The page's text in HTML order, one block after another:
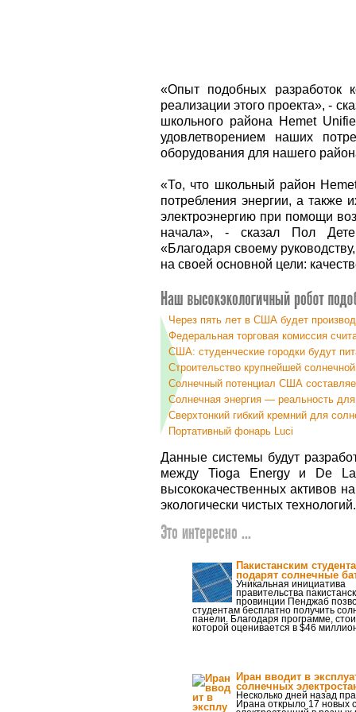
«Опыт подобных
реализации этого проекта», -
школьного района Hemet
удовлетворением наших
оборудования для нашего
«То, что школьный район
потребления энергии, а
электроэнергию при помощи
начала», - сказал Пол
«Благодаря своему
на своей основной цели:
Через пять лет в США будет
Федеральная торговая комиссия
США: студенческие городки будут
Строительство крупнейшей
Солнечный потенциал США
Солнечная энергия — реальность
Сверхтонкий гибкий кремний для
Портативный фонарь Luci
Данные системы будут
между Tioga Energy и De
высококачественных активов
экологически чистых технологий.
Это интересно ...
Пакистанским
подарят солнечные
Уникальная инициатива
правительства
провинции Пенджаб
студентам бесплатно получить
панели. Благодаря программе,
которой оценивается в $46
Иран вводит в
солнечных
Несколько дней назад
Ирана открыло 17 новых